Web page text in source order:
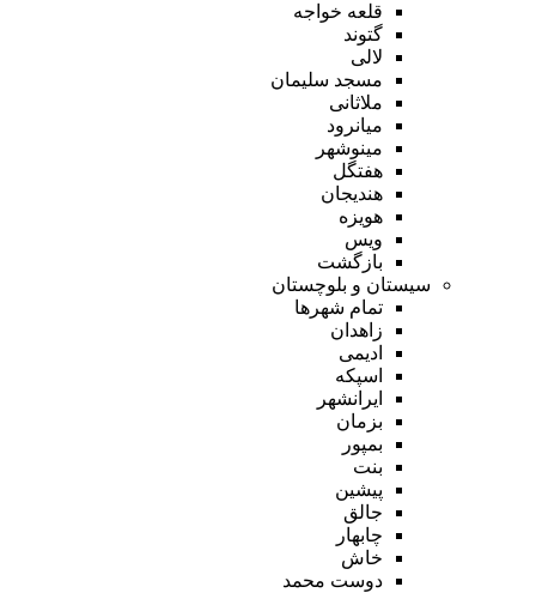
قلعه خواجه
گتوند
لالی
مسجد سلیمان
ملاثانی
میانرود
مینوشهر
هفتگل
هندیجان
هویزه
ویس
بازگشت
سیستان و بلوچستان
تمام شهر‌ها
زاهدان
ادیمی
اسپکه
ایرانشهر
بزمان
بمپور
بنت
پیشین
جالق
چابهار
خاش
دوست محمد